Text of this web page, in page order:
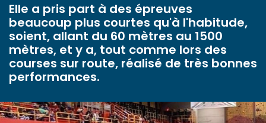
Elle a pris part à des épreuves
beaucoup plus courtes qu'à l'habitude,
soient, allant du 60 mètres au 1500
mètres, et y a, tout comme lors des
courses sur route, réalisé de très bonnes
performances.